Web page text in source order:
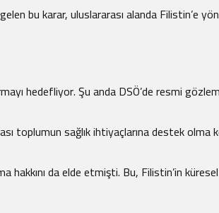
bu karar, uluslararası alanda
hedefliyor. Şu anda DSÖ’de resmi
sağlık ihtiyaçlarına destek
hakkını da elde etmişti. Bu, Filistin’in